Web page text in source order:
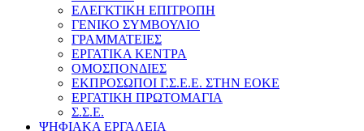
ΕΛΕΓΚΤΙΚΗ ΕΠΙΤΡΟΠΗ
ΓΕΝΙΚΟ ΣΥΜΒΟΥΛΙΟ
ΓΡΑΜΜΑΤΕΙΕΣ
ΕΡΓΑΤΙΚΑ ΚΕΝΤΡΑ
ΟΜΟΣΠΟΝΔΙΕΣ
ΕΚΠΡΟΣΩΠΟΙ Γ.Σ.Ε.Ε. ΣΤΗΝ ΕΟΚΕ
ΕΡΓΑΤΙΚΗ ΠΡΩΤΟΜΑΓΙΑ
Σ.Σ.Ε.
ΨΗΦΙΑΚΑ ΕΡΓΑΛΕΙΑ